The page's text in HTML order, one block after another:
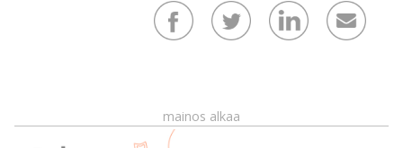
mainos alkaa